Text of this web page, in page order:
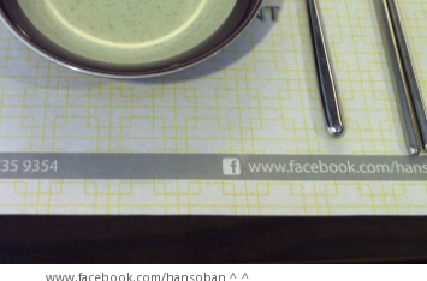
www.facebook.com/hansoban ^_^